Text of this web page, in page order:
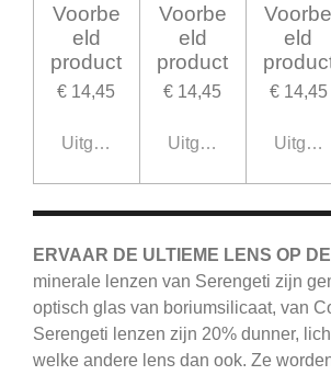
Voorbe
eld
product
€ 14,45
Uitgeschakeld
Voorbe
eld
product
€ 14,45
Uitgeschakeld
Voorbe
eld
€ 14,45
ERVAAR DE ULTIEME LENS OP
minerale lenzen van Serengeti zijn
optisch glas van boriumsilicaat, van
Serengeti lenzen zijn 20% dunner,
welke andere lens dan ook. Ze